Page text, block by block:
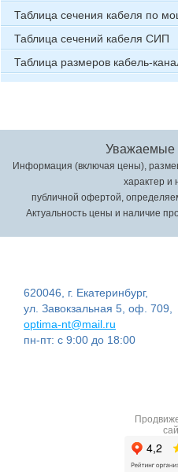
Таблица сечения кабеля по
Таблица сечений кабеля СИП
Таблица размеров кабель-
Уважаемые
Информация (включая цены),
характер и
публичной офертой,
Актуальность цены и наличие
620046, г. Екатеринбург,
ул. Завокзальная 5, оф. 709,
optima-nt@mail.ru
пн-пт: с 9:00 до 18:00